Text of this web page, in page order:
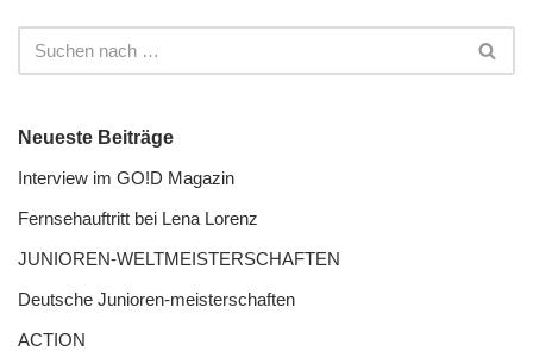
Neueste Beiträge
Interview im GO!D Magazin
Fernseh­auftritt bei Lena Lorenz
JUNIOREN-WELTMEISTER­SCHAFTEN
Deutsche Junioren-meister­schaften
ACTION